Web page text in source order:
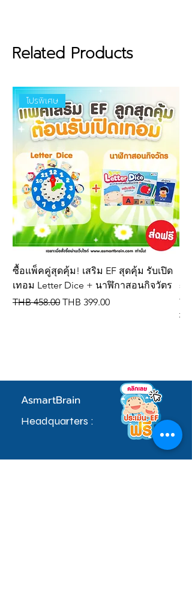
ปลอดภัย
ใช้งานได้นาน
ต่อได้ไม่จำกัดพื้นที่
น้ำไม่อมและไม่ซึม
ทำความสะอาดง่าย
Related Products
โปรพิเศษ
ซื้อแพ็คคู่สุดคุ้ม! เสริม EF สุดคุ้ม รับเปิด
เทอม Letter Dice + นาฬิกาสอนกิจวัตร
Regular Price
THB 458.00 Sale Price
THB 399.00
AsmartBrain
Headquarters :